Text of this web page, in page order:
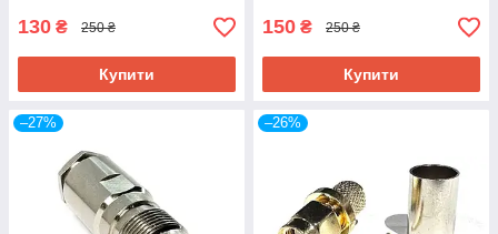
130 ₴ 250 ₴
Купити
150 ₴ 250 ₴
Купити
–27% –26%